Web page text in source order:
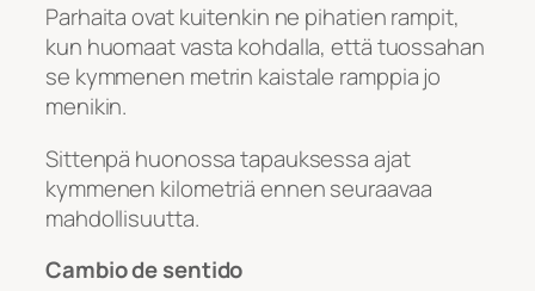
Parhaita ovat kuitenkin ne pihatien rampit,
kun huomaat vasta kohdalla, että tuossahan
se kymmenen metrin kaistale ramppia jo
menikin.
Sittenpä huonossa tapauksessa ajat
kymmenen kilometriä ennen seuraavaa
mahdollisuutta.
Cambio de sentido